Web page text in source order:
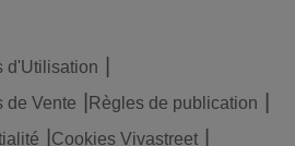
d'Utilisation
de Vente
Règles de publication
Cookies Vivastreet